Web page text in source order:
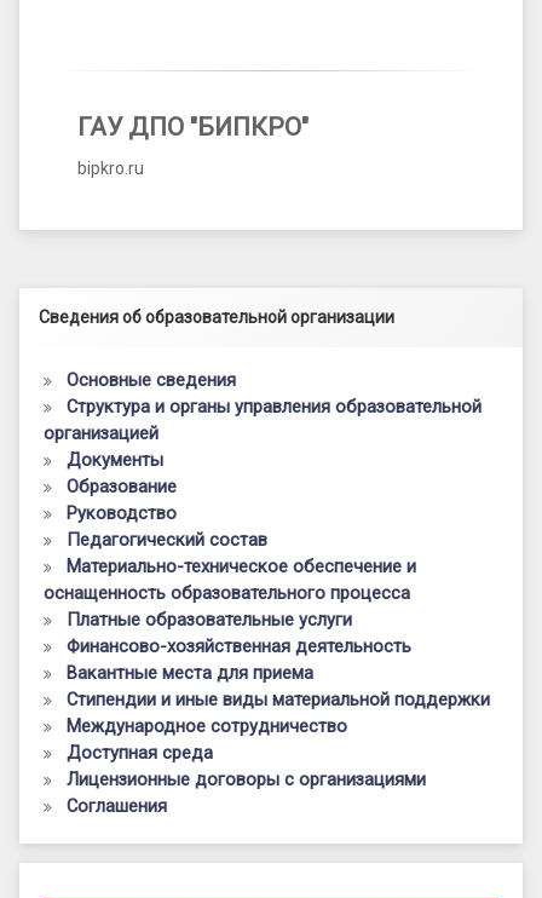
ГАУ ДПО "БИПКРО"
bipkro.ru
Левый сайдбар
Сведения об образовательной организации
Основные сведения
Структура и органы управления образовательной
организацией
Документы
Образование
Руководство
Педагогический состав
Материально-техническое обеспечение и
оснащенность образовательного процесса
Платные образовательные услуги
Финансово-хозяйственная деятельность
Вакантные места для приема
Стипендии и иные виды материальной поддержки
Международное сотрудничество
Доступная среда
Лицензионные договоры с организациями
Соглашения